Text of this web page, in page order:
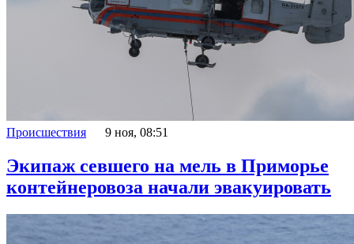
Происшествия 9 ноя, 08:51
Экипаж севшего на мель в Приморье
контейнеровоза начали эвакуировать